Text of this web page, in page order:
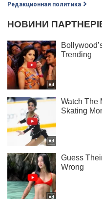
Редакционная политика